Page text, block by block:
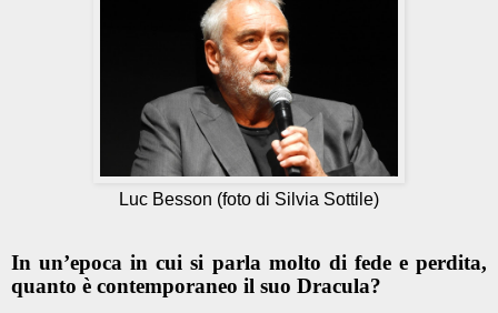
Luc Besson (foto di Silvia Sottile)
In un’epoca in cui si parla molto di fede e perdita,
quanto è contemporaneo il suo Dracula?